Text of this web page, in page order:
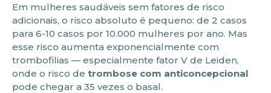
Em mulheres saudáveis sem fatores de risco
adicionais, o risco absoluto é pequeno: de 2 casos
para 6-10 casos por 10.000 mulheres por ano. Mas
esse risco aumenta exponencialmente com
trombofilias — especialmente fator V de Leiden,
onde o risco de trombose com anticoncepcional
pode chegar a 35 vezes o basal.